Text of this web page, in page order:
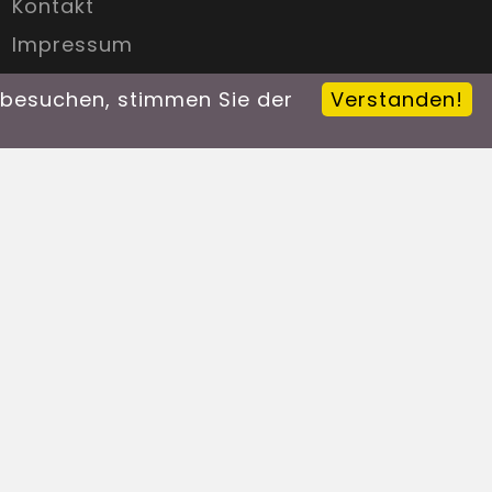
Kontakt
Impressum
Galerie
Verstanden!
stimmen Sie der